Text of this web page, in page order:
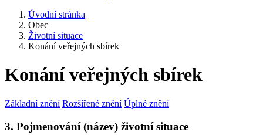
Úvodní stránka
Obec
Životní situace
Konání veřejných sbírek
Konání veřejných sbírek
Základní znění Rozšířené znění Úplné znění
3. Pojmenování (název) životní situace